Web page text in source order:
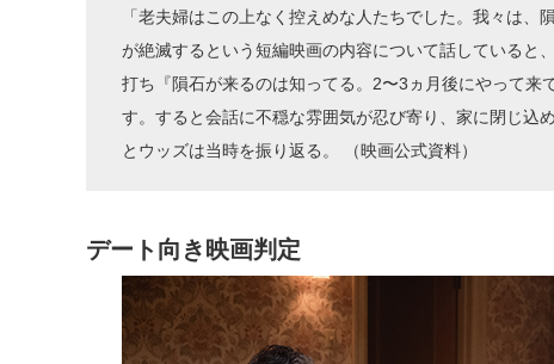
「老夫婦はこの上なく控えめな人たちでした。我々は、
が絶滅するという短編映画の内容について話していると
打ち『隕石が来るのは知ってる。2〜3ヵ月後にやって来
す。すると会話に不穏な雰囲気が忍び寄り、家に閉じ込
とウッズは当時を振り返る。 （映画公式資料）
デート向き映画判定